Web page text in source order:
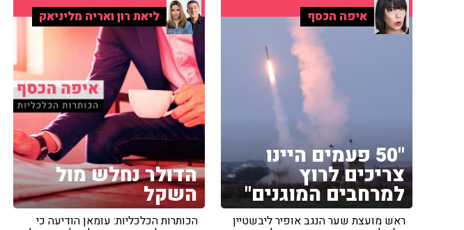
איפה הכסף
"50 פעמים היינו
צריכים לרוץ
למרחבים המוגנים"
ראש מועצת שער הנגב אופיר ליבשטיין
ליאת רון ואריה מליניאק
הדולר נחלש מול
השקל
הכותרות הכלכליות: עומאן הודיעה כי